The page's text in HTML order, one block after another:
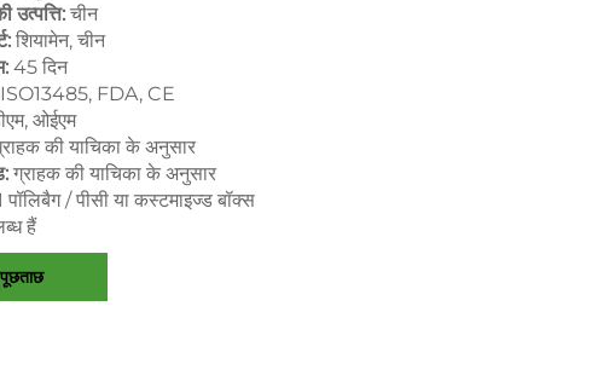
उत्पत्ति: चीन
शियामेन, चीन
45 दिन
ISO13485, FDA, CE
ओईएम
की याचिका के अनुसार
ग्राहक की याचिका के अनुसार
पॉलिबैग / पीसी या कस्टमाइज्ड बॉक्स
हैं
पूछताछ